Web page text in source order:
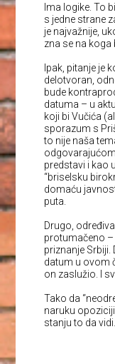
Ima logike. To
s jedne strane
je najvažnije,
zna se na koga
Ipak, pitanje je
delotvoran,
bude
datuma – u
koji bi Vučića
sporazum s
to nije naša
predstavi i kao
“briselsku
domaću
puta.
Drugo,
protumačeno –
priznanje Srbiji.
datum u ovom
on zaslužio. I
Tako da
naruku
stanju to da vidi.